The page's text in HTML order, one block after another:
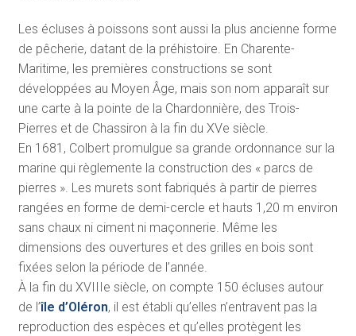
Les écluses à poissons sont aussi la plus ancienne forme
de pêcherie, datant de la préhistoire. En Charente-
Maritime, les premières constructions se sont
développées au Moyen Âge, mais son nom apparaît sur
une carte à la pointe de la Chardonnière, des Trois-
Pierres et de Chassiron à la fin du XVe siècle.
En 1681, Colbert promulgue sa grande ordonnance sur la
marine qui règlemente la construction des « parcs de
pierres ». Les murets sont fabriqués à partir de pierres
rangées en forme de demi-cercle et hauts 1,20 m environ
sans chaux ni ciment ni maçonnerie. Même les
dimensions des ouvertures et des grilles en bois sont
fixées selon la période de l’année.
À la fin du XVIIIe siècle, on compte 150 écluses autour
de l’île d’Oléron, il est établi qu’elles n’entravent pas la
reproduction des espèces et qu’elles protègent les